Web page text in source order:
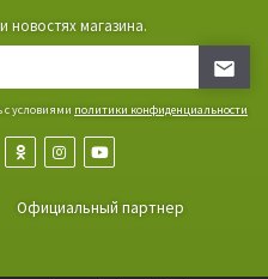
магазина.
условиями политики конфиденциальности
Официальный партнер